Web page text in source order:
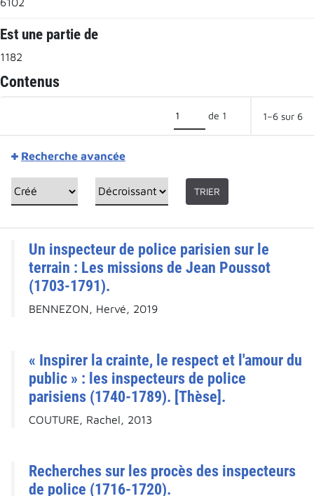
Est une partie de
1182
Contenus
de 1 1–6 sur 6
Recherche avancée
TRIER
Un inspecteur de police parisien sur le
terrain : Les missions de Jean Poussot
(1703-1791).
BENNEZON, Hervé, 2019
« Inspirer la crainte, le respect et l'amour du
public » : les inspecteurs de police
parisiens (1740-1789). [Thèse].
COUTURE, Rachel, 2013
Recherches sur les procès des inspecteurs
de police (1716-1720).